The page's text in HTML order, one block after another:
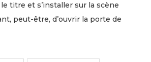
titre et s’installer sur la scène
peut-être, d’ouvrir la porte de